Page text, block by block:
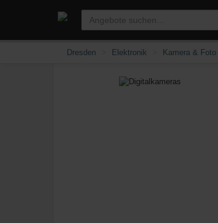
Dresden Elektronik Kamera & Foto